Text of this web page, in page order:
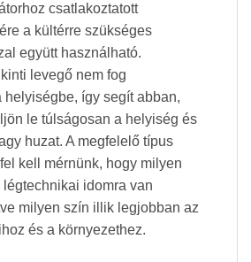
csatlakoztatott
a kültérre szükséges
együtt használható.
levegő nem fog
helyiségbe, így segít abban,
le túlságosan a helyiség és
huzat. A megfelelő típus
kell mérnünk, hogy milyen
idomra van
milyen szín illik legjobban az
és a környezethez.